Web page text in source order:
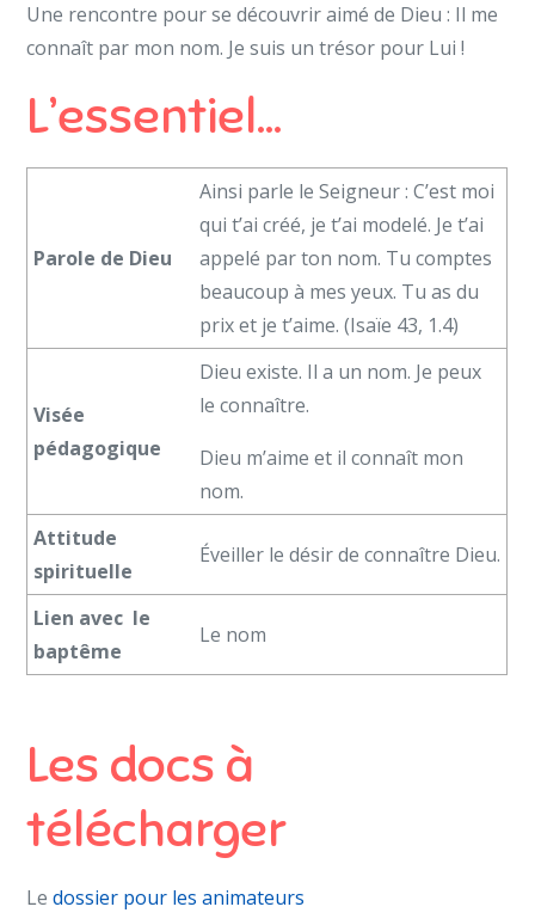
Une rencontre pour se découvrir aimé de Dieu : Il me
connaît par mon nom. Je suis un trésor pour Lui !
L’essentiel…
Parole de Dieu
Ainsi parle le Seigneur : C’est moi
qui t’ai créé, je t’ai modelé. Je t’ai
appelé par ton nom. Tu comptes
beaucoup à mes yeux. Tu as du
prix et je t’aime. (Isaïe 43, 1.4)
Visée
pédagogique
Dieu existe. Il a un nom. Je peux
le connaître.
Dieu m’aime et il connaît mon
nom.
Attitude
spirituelle
Éveiller le désir de connaître Dieu.
Lien avec le
baptême
Le nom
Les docs à
télécharger
Ledossier pour les animateurs